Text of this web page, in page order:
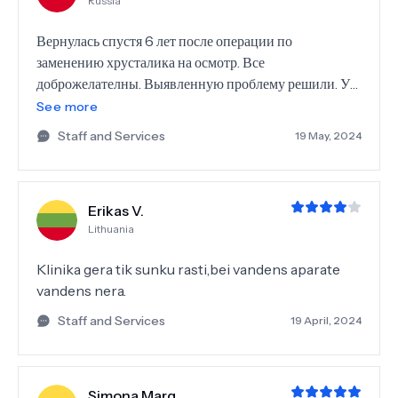
Вернулась спустя 6 лет после операции по
заменению хрусталика на осмотр. Все
доброжелателны. Выявленную проблему решили. У
меня было больше страха, на самом деле все прошло
безболезненно.
See more
Staff and Services
19 May, 2024
Erikas V.
Lithuania
Klinika gera tik sunku rasti,bei vandens aparate
vandens nera.
Staff and Services 19 April, 2024